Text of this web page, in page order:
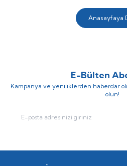
Anasayfaya
E-Bülten
Kampanya ve yeniliklerden haberdar
olun!